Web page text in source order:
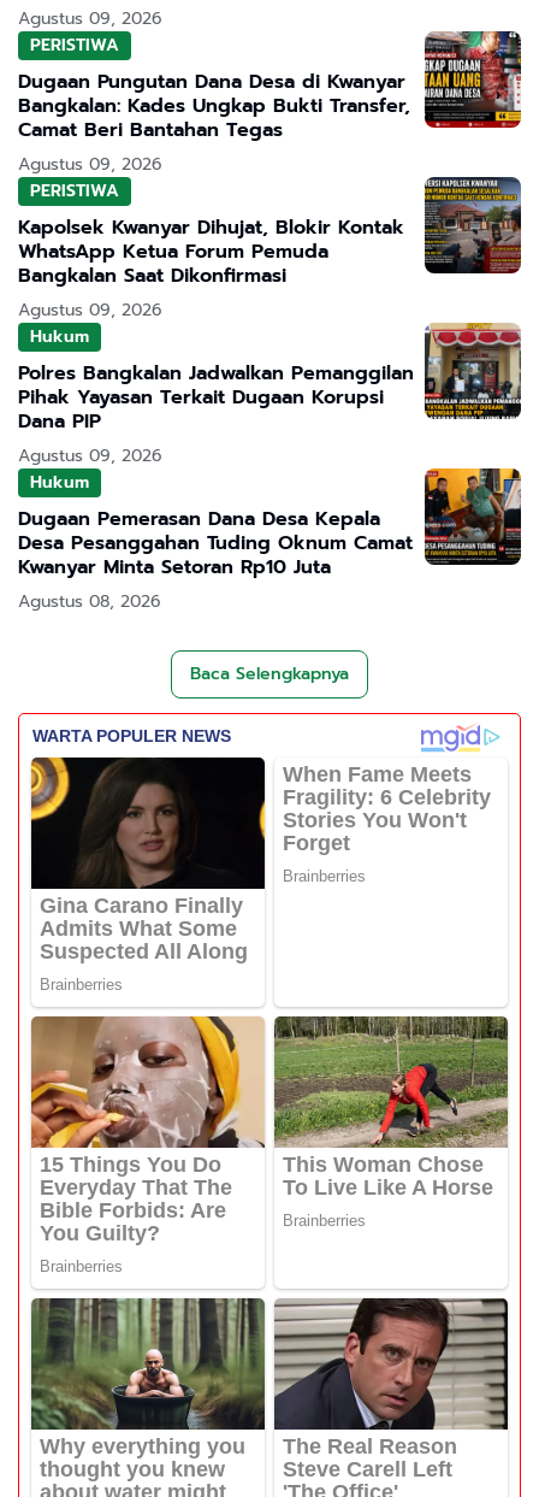
Agustus 09, 2026
PERISTIWA
Dugaan Pungutan Dana Desa di Kwanyar
Bangkalan: Kades Ungkap Bukti Transfer,
Camat Beri Bantahan Tegas
Agustus 09, 2026
PERISTIWA
Kapolsek Kwanyar Dihujat, Blokir Kontak
WhatsApp Ketua Forum Pemuda
Bangkalan Saat Dikonfirmasi
Agustus 09, 2026
Hukum
Polres Bangkalan Jadwalkan Pemanggilan
Pihak Yayasan Terkait Dugaan Korupsi
Dana PIP
Agustus 09, 2026
Hukum
Dugaan Pemerasan Dana Desa Kepala
Desa Pesanggahan Tuding Oknum Camat
Kwanyar Minta Setoran Rp10 Juta
Agustus 08, 2026
Baca Selengkapnya